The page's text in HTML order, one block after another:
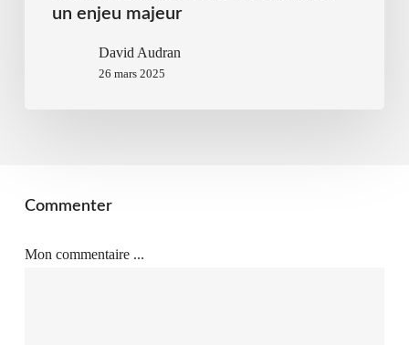
un enjeu majeur
David Audran
26 mars 2025
Commenter
Mon commentaire ...